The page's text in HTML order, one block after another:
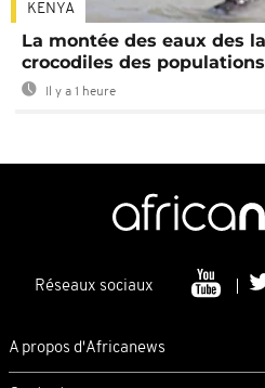
KENYA
La montée des eaux des
crocodiles des populations
Il y a 1 heure
Réseaux sociaux
A propos d'Africanews